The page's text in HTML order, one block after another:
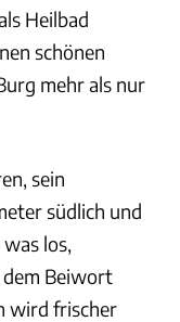
Heilbad
schönen
mehr als nur
sein
südlich und
los,
Beiwort
wird frischer